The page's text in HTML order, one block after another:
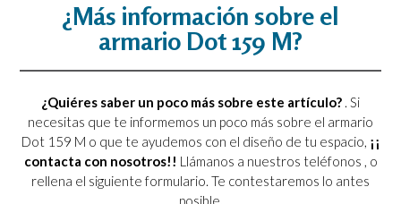
¿Más información sobre el
armario Dot 159 M?
¿Quiéres saber un poco más sobre este artículo? . Si
necesitas que te informemos un poco más sobre el armario
Dot 159 M o que te ayudemos con el diseño de tu espacio, ¡¡
contacta con nosotros!! Llámanos a nuestros teléfonos , o
rellena el siguiente formulario. Te contestaremos lo antes
posible.